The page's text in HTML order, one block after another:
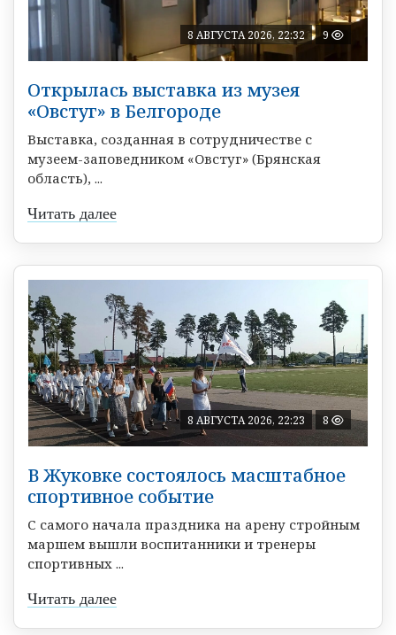
8 АВГУСТА 2026, 22:32 9
Открылась выставка из музея
«Овстуг» в Белгороде
Выставка, созданная в сотрудничестве с
музеем-заповедником «Овстуг» (Брянская
область), ...
Читать далее
8 АВГУСТА 2026, 22:23 8
В Жуковке состоялось масштабное
спортивное событие
С самого начала праздника на арену стройным
маршем вышли воспитанники и тренеры
спортивных ...
Читать далее